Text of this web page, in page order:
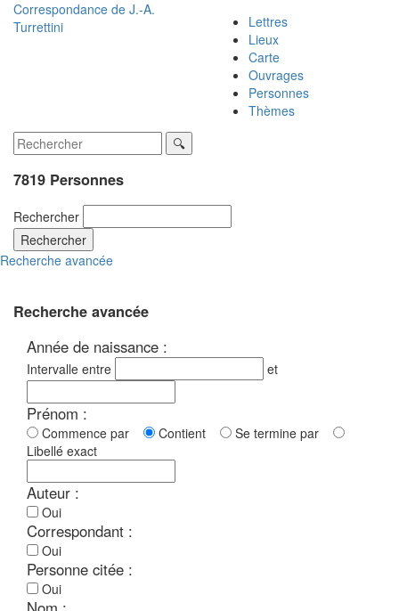
Correspondance de J.-A.
Turrettini
Lettres
Lieux
Carte
Ouvrages
Personnes
Thèmes
7819 Personnes
Rechercher
Rechercher
Recherche avancée
Recherche avancée
Année de naissance :
Intervalle entre et
Prénom :
Commence par Contient
Se termine par
Libellé exact
Auteur :
Oui
Correspondant :
Oui
Personne citée :
Oui